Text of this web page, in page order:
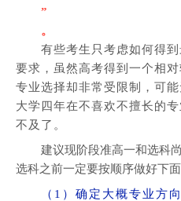
”
。
有些考生只考虑如何得
要求，虽然高考得到一个相
专业选择却非常受限制，可
大学四年在不喜欢不擅长的
不及了。
建议现阶段准高一和选科
选科之前一定要按顺序做好下面
（1）确定大概专业方向